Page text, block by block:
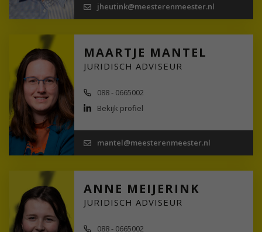
jheutink@meesterenmeester.nl
MAARTJE MANTEL
JURIDISCH ADVISEUR
088 - 0665002
Bekijk profiel
mantel@meesterenmeester.nl
ANNE MEIJERINK
JURIDISCH ADVISEUR
088 - 0665002